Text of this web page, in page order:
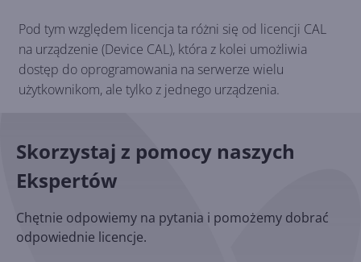
Pod tym względem licencja ta różni się od licencji CAL
na urządzenie (Device CAL), która z kolei umożliwia
dostęp do oprogramowania na serwerze wielu
użytkownikom, ale tylko z jednego urządzenia.
Skorzystaj z pomocy naszych
Ekspertów
Chętnie odpowiemy na pytania i pomożemy dobrać
odpowiednie licencje.